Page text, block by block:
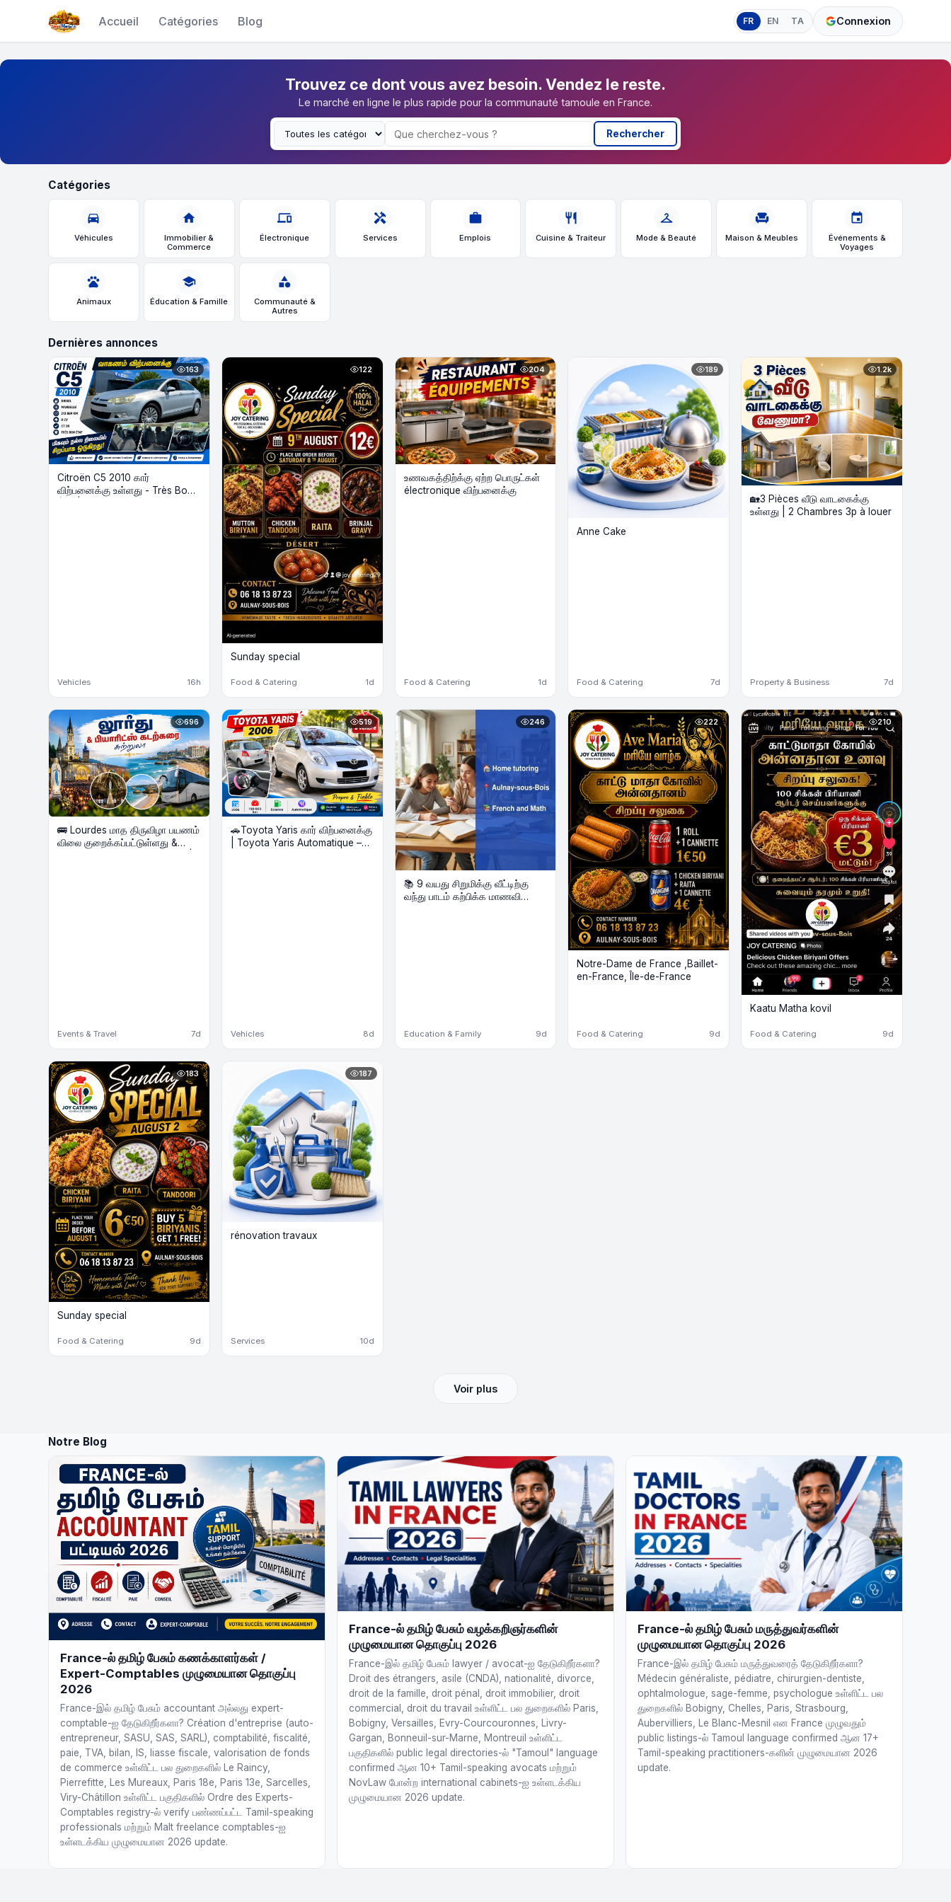
Accueil Catégories Blog FR EN TA Connexion
Trouvez ce dont vous avez besoin. Vendez le reste.
Le marché en ligne le plus rapide pour la communauté tamoule en France.
Rechercher
Catégories
directions_car
Véhicules
home
Immobilier &
Commerce
devices
Électronique
handyman
Services
work
Emplois
restaurant
Cuisine & Traiteur
checkroom
Mode & Beauté
chair
Maison & Meubles
event
Événements &
Voyages
pets
Animaux
school
Éducation & Famille
category
Communauté &
Autres
Dernières annonces
163
Citroën C5 2010 கார்
விற்பனைக்கு உள்ளது - Très Bon
Vehicles 16h
122
Sunday special
Food & Catering 1d
204
உணவகத்திற்க்கு ஏற்ற பொருட்கள்
électronique விற்பனைக்கு
Food & Catering 1d
189
Anne Cake
Food & Catering 7d
1.2k
🏡3 Pièces வீடு வாடகைக்கு
உள்ளது | 2 Chambres 3p à louer
Property & Business 7d
696
🚌 Lourdes மாத திருவிழா பயணம்
விலை குறைக்கப்பட்டுள்ளது &
Events & Travel 7d
519
🚗Toyota Yaris கார் விற்பனைக்கு
Vehicles 8d
246
📚 9 வயது சிறுமிக்கு வீட்டிற்கு
வந்து பாடம் கற்பிக்க மாணவி
Education & Family 9d
222
Notre-Dame de France ,Baillet-
en-France, Île-de-France
Food & Catering 9d
210
Kaatu Matha kovil
Food & Catering 9d
183
Sunday special
Food & Catering 9d
187
rénovation travaux
Services 10d
Voir plus
Notre Blog
France-ல் தமிழ் பேசும் கணக்காளர்கள் /
Expert-Comptables முழுமையான தொகுப்பு
2026
France-இல் தமிழ் பேசும் accountant அல்லது expert-
comptable-ஐ தேடுகிறீர்களா? Création d'entreprise (auto-
entrepreneur, SASU, SAS, SARL), comptabilité, fiscalité,
paie, TVA, bilan, IS, liasse fiscale, valorisation de fonds
de commerce உள்ளிட்ட பல துறைகளில் Le Raincy,
Pierrefitte, Les Mureaux, Paris 18e, Paris 13e, Sarcelles,
Viry-Châtillon உள்ளிட்ட பகுதிகளில் Ordre des Experts-
Comptables registry-ல் verify பண்ணப்பட்ட Tamil-speaking
professionals மற்றும் Malt freelance comptables-ஐ
உள்ளடக்கிய முழுமையான 2026 update.
France-ல் தமிழ் பேசும் வழக்கறிஞர்களின்
முழுமையான தொகுப்பு 2026
France-இல் தமிழ் பேசும் lawyer / avocat-ஐ தேடுகிறீர்களா?
Droit des étrangers, asile (CNDA), nationalité, divorce,
droit de la famille, droit pénal, droit immobilier, droit
commercial, droit du travail உள்ளிட்ட பல துறைகளில் Paris,
Bobigny, Versailles, Evry-Courcouronnes, Livry-
Gargan, Bonneuil-sur-Marne, Montreuil உள்ளிட்ட
பகுதிகளில் public legal directories-ல் "Tamoul" language
confirmed ஆன 10+ Tamil-speaking avocats மற்றும்
NovLaw போன்ற international cabinets-ஐ உள்ளடக்கிய
முழுமையான 2026 update.
France-ல் தமிழ் பேசும் மருத்துவர்களின்
முழுமையான தொகுப்பு 2026
France-இல் தமிழ் பேசும் மருத்துவரைத் தேடுகிறீர்களா?
Médecin généraliste, pédiatre, chirurgien-dentiste,
ophtalmologue, sage-femme, psychologue உள்ளிட்ட பல
துறைகளில் Bobigny, Chelles, Paris, Strasbourg,
Aubervilliers, Le Blanc-Mesnil என France முழுவதும்
public listings-ல் Tamoul language confirmed ஆன 17+
Tamil-speaking practitioners-களின் முழுமையான 2026
update.